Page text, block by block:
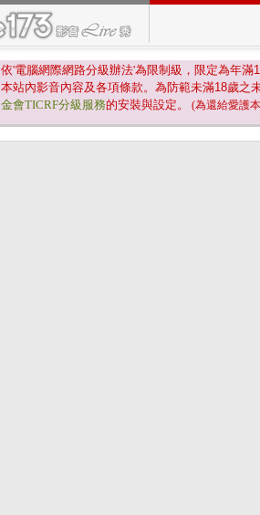
依'電腦網際網路分級辦法'為限制級，限定為年滿
本站內影音內容及各項條款。為防範未滿18歲之
金會TICRF分級服務的安裝與設定。 (為還給愛護